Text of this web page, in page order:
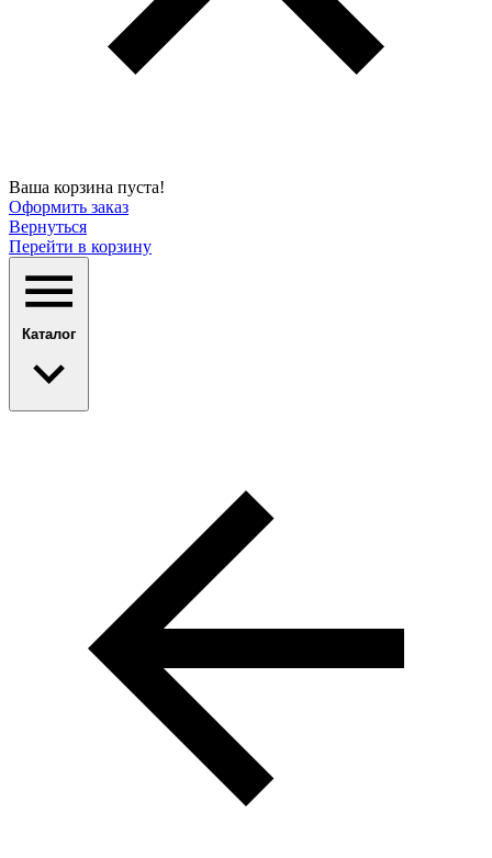
Ваша корзина пуста!
Оформить заказ
Вернуться
Перейти в корзину
Каталог